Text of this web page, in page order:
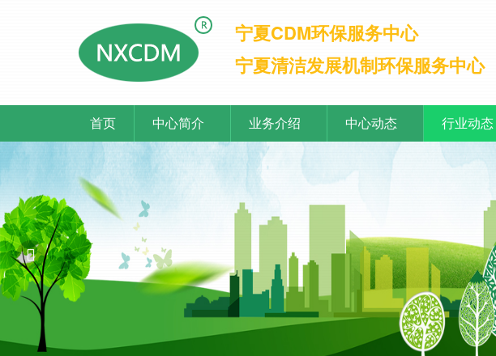
宁夏CDM环保服务中心
宁夏清洁发展机制环保服务中心
首页 中心简介 业务介绍 中心动态 行业动态
